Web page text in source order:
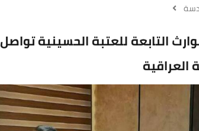
التابعة للعتبة الحسينية تواصل
العراقية